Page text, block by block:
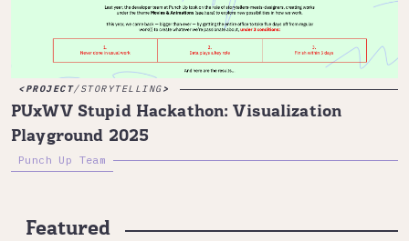
PROJECT/STORYTELLING
PUxWV Stupid Hackathon: Visualization
Playground 2025
Punch Up Team
Featured